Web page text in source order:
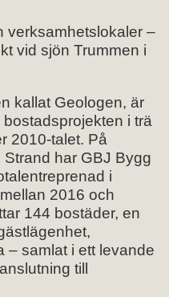
verksamhetslokaler –
vid sjön Trummen i
kallat Geologen, är
i trä
2010-talet. På
har GBJ Bygg
i
2016 och
144 bostäder, en
– samlat i ett levande
till